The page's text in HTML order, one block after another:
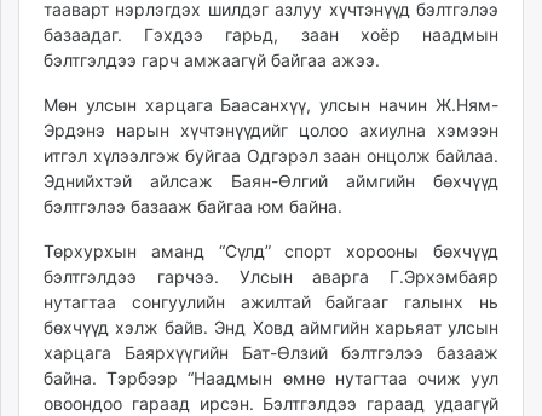
тааварт нэрлэгдэх шилдэг азлуу хүчтэнүүд бэлтгэлээ
базаадаг. Гэхдээ гарьд, заан хоёр наадмын
бэлтгэлдээ гарч амжаагүй байгаа ажээ.
Мөн улсын харцага Баасанхүү, улсын начин Ж.Ням-
Эрдэнэ нарын хүчтэнүүдийг цолоо ахиулна хэмээн
итгэл хүлээлгэж буйгаа Одгэрэл заан онцолж байлаа.
Эднийхтэй айлсаж Баян-Өлгий аймгийн бөхчүүд
бэлтгэлээ базааж байгаа юм байна.
Төрхурхын аманд “Сүлд” спорт хорооны бөхчүүд
бэлтгэлдээ гарчээ. Улсын аварга Г.Эрхэмбаяр
нутагтаа сонгуулийн ажилтай байгааг галынх нь
бөхчүүд хэлж байв. Энд Ховд аймгийн харьяат улсын
харцага Баярхүүгийн Бат-Өлзий бэлтгэлээ базааж
байна. Тэрбээр “Наадмын өмнө нутагтаа очиж уул
овоондоо гараад ирсэн. Бэлтгэлдээ гараад удаагүй